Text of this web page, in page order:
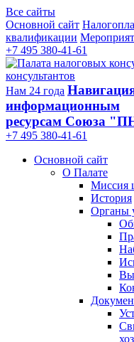
Все сайты
Основной сайт
квалификации
+7 495 380-41-61
консультантов
Нам 24 года
информационным
ресурсам Союза
+7 495 380‑41‑61
Основной сайт
О Палате
Миссия
История
Органы